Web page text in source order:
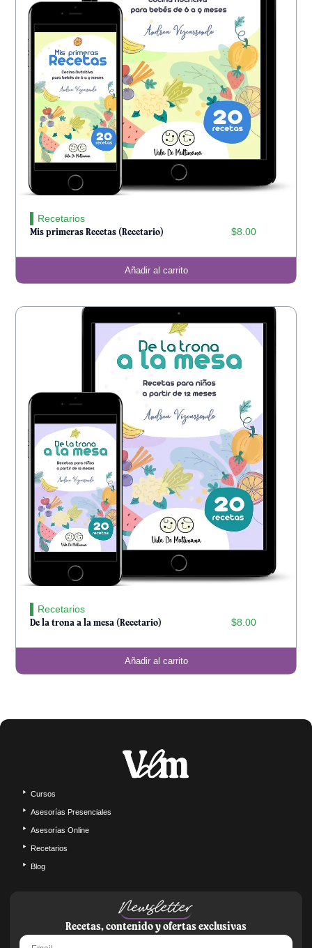
Recetarios
Mis primeras Recetas (Recetario) $8.00
Añadir al carrito
Recetarios
De la trona a la mesa (Recetario) $8.00
Añadir al carrito
Cursos
Asesorías Presenciales
Asesorías Online
Recetarios
Blog
Newsletter
Recetas, contenido y ofertas exclusivas